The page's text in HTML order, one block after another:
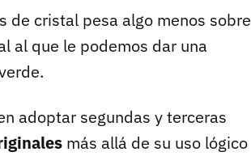
de cristal pesa algo menos sobre
al que le podemos dar una
adoptar segundas y terceras
más allá de su uso lógico